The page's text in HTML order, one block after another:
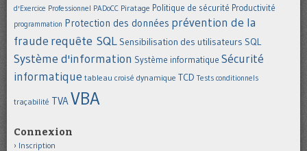
d'Exercice Professionnel PADoCC Piratage Politique de sécurité Productivité
programmation Protection des données prévention de la
fraude requête SQL Sensibilisation des utilisateurs SQL
Système d'information Système informatique Sécurité
informatique tableau croisé dynamique TCD Tests conditionnels
traçabilité TVAVBA
Connexion
Inscription